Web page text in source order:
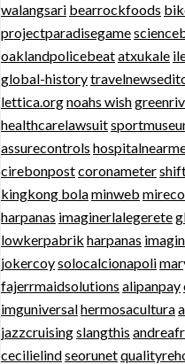
walangsari bearrockfoods
projectparadisegame
oaklandpolicebeatatxukale
global-history
lettica.orgnoahs wish
healthcarelawsuit
assurecontrols
cirebonpostcoronameter
kingkong bolaminweb
harpanas imaginerlalegerete
lowkerpabrik harpanas
jokercoysolocalcionapoli
fajerrmaidsolutions alipanpay
imguniversalhermosacultura
jazzcruisingslangthis
cecilielindseorunet